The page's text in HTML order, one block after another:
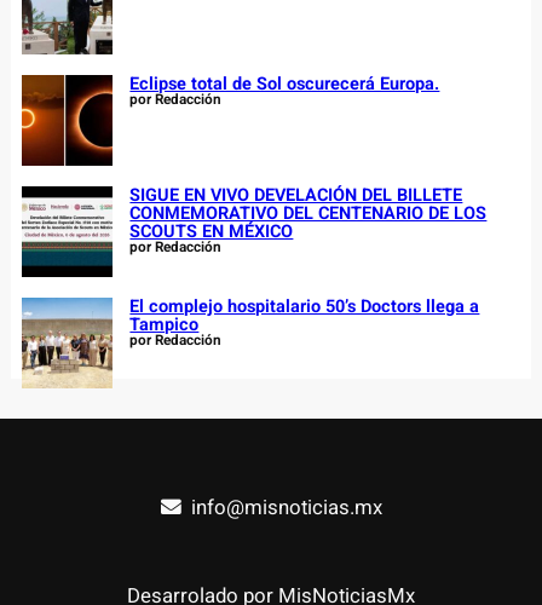
Eclipse total de Sol oscurecerá Europa.
por Redacción
SIGUE EN VIVO DEVELACIÓN DEL BILLETE
CONMEMORATIVO DEL CENTENARIO DE LOS
SCOUTS EN MÉXICO
por Redacción
El complejo hospitalario 50’s Doctors llega a
Tampico
por Redacción
info@misnoticias.mx
Desarrolado por MisNoticiasMx